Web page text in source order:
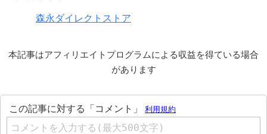
森永ダイレクトストア
本記事はアフィリエイトプログラムによる収益を得ている場合
があります